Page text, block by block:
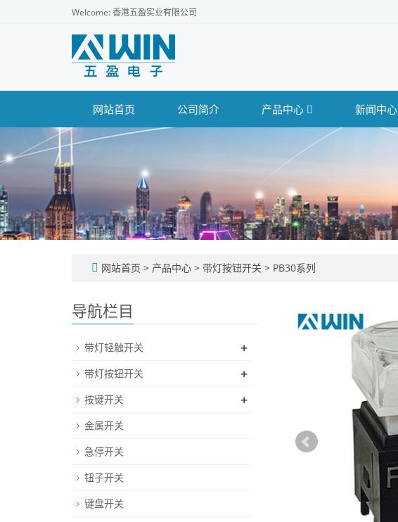
Welcome: 香港五盈实业有限公司
网站首页 公司简介 产品中心 新闻中心
网站首页 > 产品中心 > 带灯按钮开关 > PB30系列
导航栏目
带灯轻触开关 +
带灯按钮开关 +
按键开关 +
金属开关
急停开关
钮子开关
键盘开关